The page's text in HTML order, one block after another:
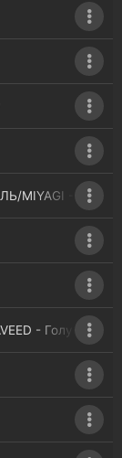
MIYAGI - Тамада
- Голубые